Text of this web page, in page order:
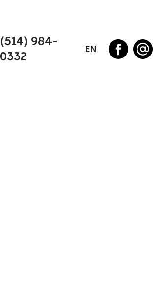
(514) 984-
0332
EN